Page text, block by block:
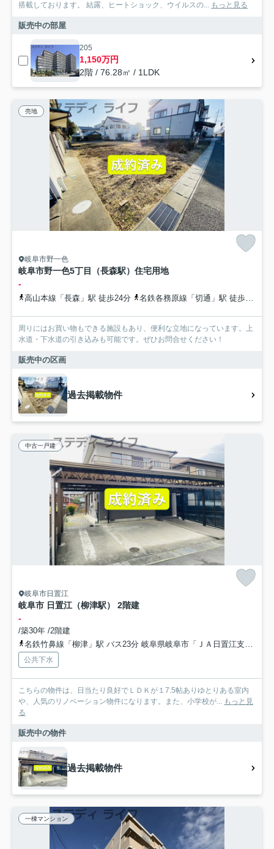
搭載しております。 結露、ヒートショック、ウイルスの... もっと見る
販売中の部屋
205
1,150万円
2階 / 76.28㎡ / 1LDK
売地
岐阜市野一色
岐阜市野一色5丁目（長森駅）住宅用地
-
高山本線「長森」駅 徒歩24分 名鉄各務原線「切通」駅 徒歩29分
周りにはお買い物もできる施設もあり、便利な立地になっています。上
水道・下水道の引き込みも可能です。ぜひお問合せください！
販売中の区画
過去掲載物件
中古一戸建
岐阜市日置江
岐阜市 日置江（柳津駅） 2階建
-
/築30年 /2階建
名鉄竹鼻線「柳津」駅 バス23分 岐阜県岐阜市「ＪＡ日置江支店前」 停歩4分車12分 4.7km
公共下水
こちらの物件は、日当たり良好でＬＤＫが１7.5帖ありゆとりある室内
や、人気のリノベーション物件になります。また、小学校が... もっと見
る
販売中の物件
過去掲載物件
一棟マンション